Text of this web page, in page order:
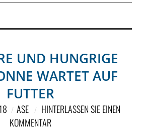
UND HUNGRIGE
WARTET AUF
FUTTER
ASE
HINTERLASSEN SIE EINEN
KOMMENTAR